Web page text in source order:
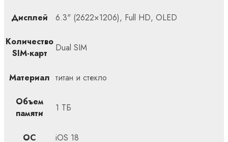
Дисплей 6.3" (2622×1206), Full HD, OLED
Количество
SIM-карт
Dual SIM
Материал титан и стекло
Объем
памяти
1 ТБ
ОС iOS 18